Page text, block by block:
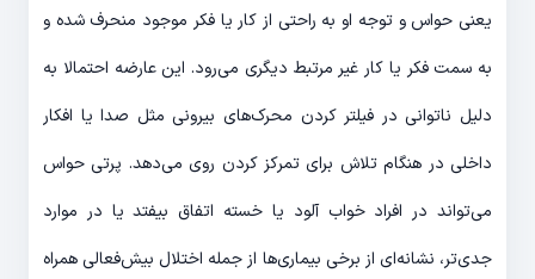
یعنی حواس و توجه او به راحتی از کار یا فکر موجود منحرف شده و
به سمت فکر یا کار غیر مرتبط دیگری می‌رود. این عارضه احتمالا به
دلیل ناتوانی در فیلتر کردن محرک‌های بیرونی مثل صدا یا افکار
داخلی در هنگام تلاش برای تمرکز کردن روی می‌دهد. پرتی حواس
می‌تواند در افراد خواب آلود یا خسته اتفاق بیفتد یا در موارد
جدی‌تر، نشانه‌ای از برخی بیماری‌ها از جمله اختلال بیش‌فعالی همراه